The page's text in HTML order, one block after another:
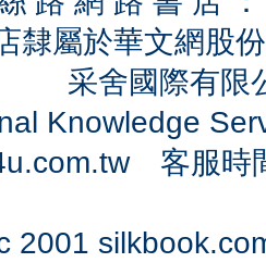
隸屬於華文網股
采舍國際有
Knowledge
客服時
2001